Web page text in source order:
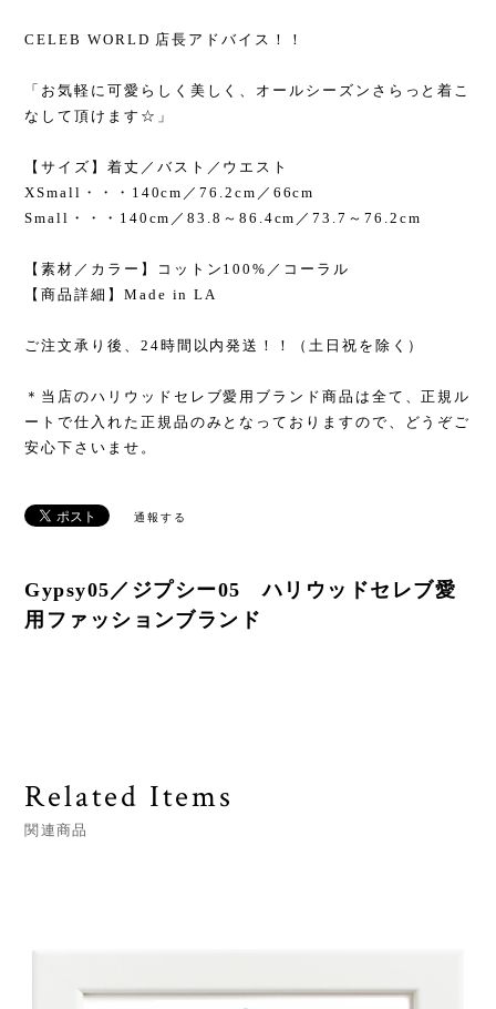
CELEB WORLD 店長アドバイス！！
「お気軽に可愛らしく美しく、オールシーズンさらっと着こ
なして頂けます☆」
【サイズ】着丈／バスト／ウエスト
XSmall・・・140cm／76.2cm／66cm
Small・・・140cm／83.8～86.4cm／73.7～76.2cm
【素材／カラー】コットン100%／コーラル
【商品詳細】Made in LA
ご注文承り後、24時間以内発送！！（土日祝を除く）
＊当店のハリウッドセレブ愛用ブランド商品は全て、正規ル
ートで仕入れた正規品のみとなっておりますので、どうぞご
安心下さいませ。
通報する
Gypsy05／ジプシー05 ハリウッドセレブ愛
用ファッションブランド
Related Items
関連商品